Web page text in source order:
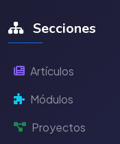
Secciones
Artículos
Módulos
Proyectos